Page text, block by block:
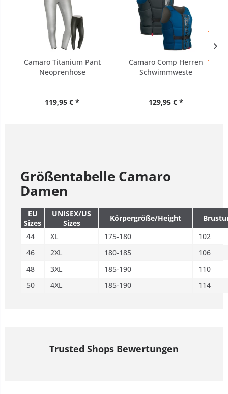
Camaro Titanium Pant
Neoprenhose
119,95 € *
Camaro Comp Herren
Schwimmweste
129,95 € *
Größentabelle Camaro
Damen
EU
Sizes
UNISEX/US
Sizes
Körpergröße/Height
44
XL 175-180
102
46
2XL 180-185
106
48
3XL 185-190
110
50
4XL 185-190 114
Trusted Shops Bewertungen